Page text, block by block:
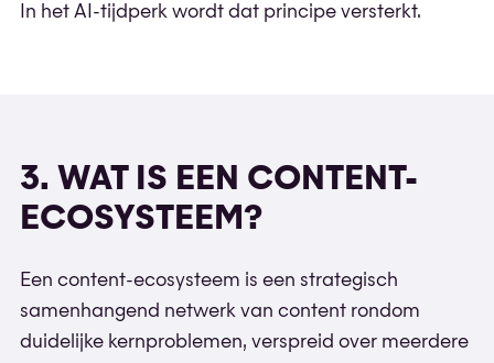
In het AI-tijdperk wordt dat principe versterkt.
3. WAT IS EEN CONTENT-
ECOSYSTEEM?
Een content-ecosysteem is een strategisch
samenhangend netwerk van content rondom
duidelijke kernproblemen, verspreid over meerdere